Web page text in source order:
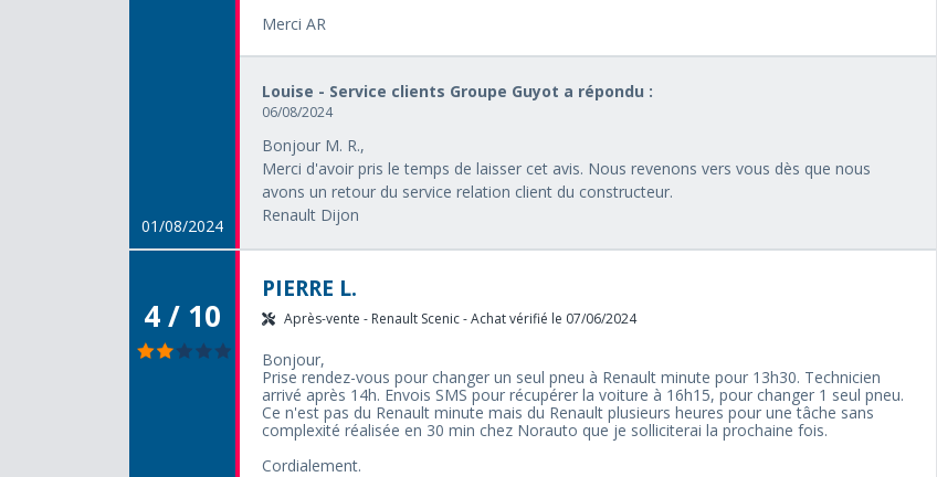
01/08/2024
Merci AR
Louise - Service clients Groupe Guyot a répondu :
06/08/2024
Bonjour M. R.,
Merci d'avoir pris le temps de laisser cet avis. Nous revenons vers vous dès que nous
avons un retour du service relation client du constructeur.
Renault Dijon
4 / 10
PIERRE L.
Après-vente - Renault Scenic - Achat vérifié le 07/06/2024
Bonjour,
Prise rendez-vous pour changer un seul pneu à Renault minute pour 13h30. Technicien
arrivé après 14h. Envois SMS pour récupérer la voiture à 16h15, pour changer 1 seul pneu.
Ce n'est pas du Renault minute mais du Renault plusieurs heures pour une tâche sans
complexité réalisée en 30 min chez Norauto que je solliciterai la prochaine fois.
Cordialement.